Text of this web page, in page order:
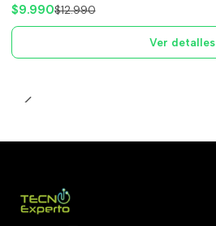
$9.990$12.990
Ver detalles